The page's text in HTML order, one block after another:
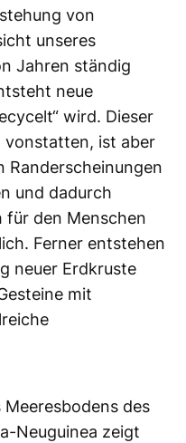
von
unseres
Jahren ständig
neue
wird. Dieser
vonstatten, ist aber
Randerscheinungen
und dadurch
für den Menschen
Ferner entstehen
neuer Erdkruste
mit
des
Neuguinea zeigt